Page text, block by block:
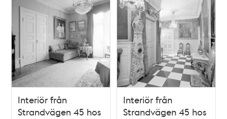
Interiör från
Strandvägen 45 hos
Interiör från
Strandvägen 45 hos